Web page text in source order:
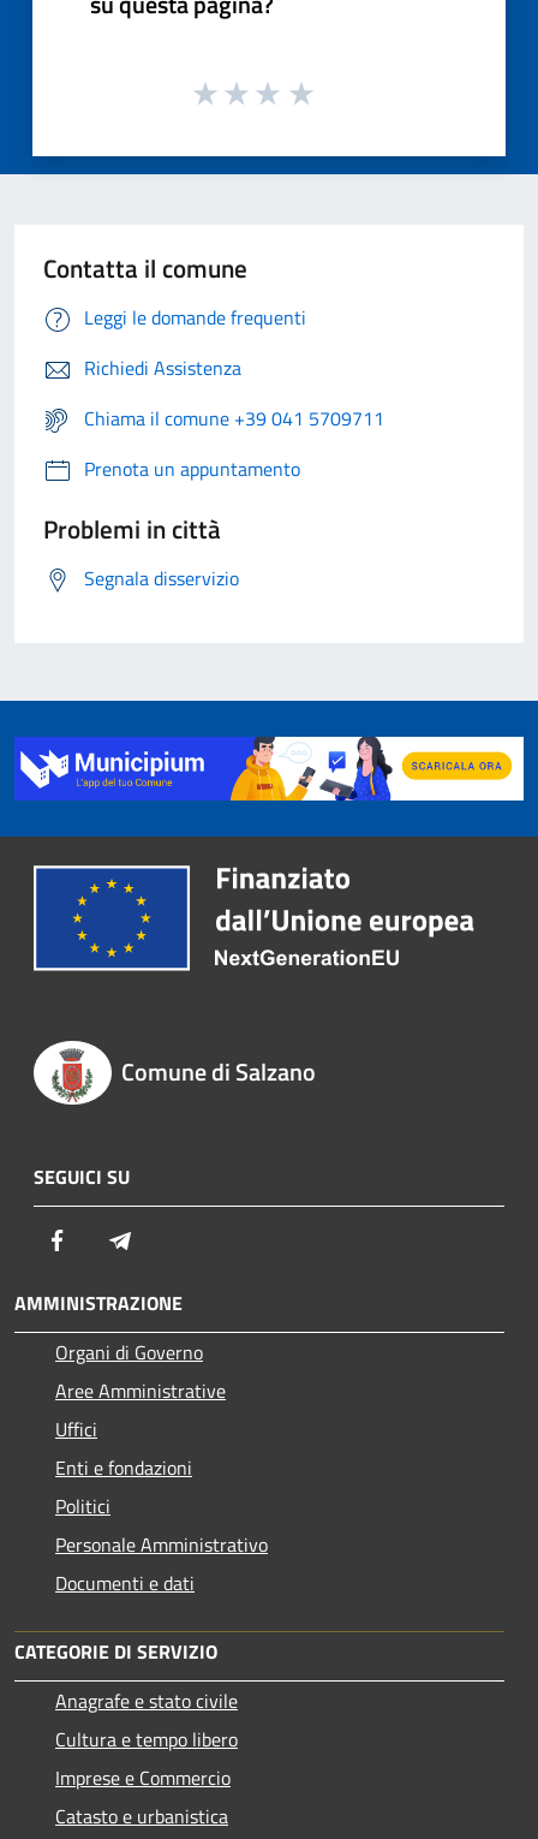
Contatta il comune
Leggi le domande frequenti
Richiedi Assistenza
Chiama il comune +39 041 5709711
Prenota un appuntamento
Problemi in città
Segnala disservizio
Comune di Salzano
SEGUICI SU
Facebook
AMMINISTRAZIONE
Organi di Governo
Aree Amministrative
Uffici
Enti e fondazioni
Politici
Personale Amministrativo
Documenti e dati
CATEGORIE DI SERVIZIO
Anagrafe e stato civile
Cultura e tempo libero
Imprese e Commercio
Catasto e urbanistica